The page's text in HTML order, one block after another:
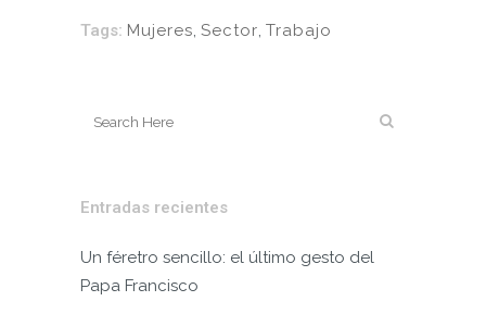
Tags: Mujeres, Sector, Trabajo
Entradas recientes
Un féretro sencillo: el último gesto del
Papa Francisco